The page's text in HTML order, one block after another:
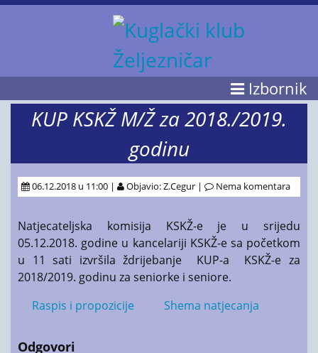
Izbornik
KUP KSKŽ M/Ž za 2018./2019.
godinu
06.12.2018 u 11:00 | Objavio: Z.Cegur | Nema komentara
Natjecateljska komisija KSKŽ-e je u srijedu
05.12.2018. godine u kancelariji KSKŽ-e sa početkom
u 11 sati izvršila ždrijebanje KUP-a KSKŽ-e za
2018/2019. godinu za seniorke i seniore.
Raspis i propozicije
Shema natjecanja
Odgovori